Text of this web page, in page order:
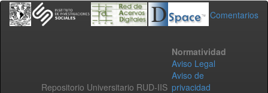
Comentarios
Repositorio Universitario RUD-IIS
Normatividad
Aviso Legal
Aviso de
privacidad